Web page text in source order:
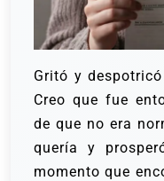
Gritó y
Creo que fue
de que no era
quería y
momento que